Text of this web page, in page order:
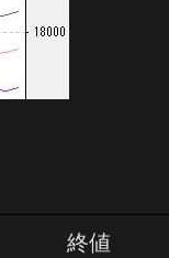
終値